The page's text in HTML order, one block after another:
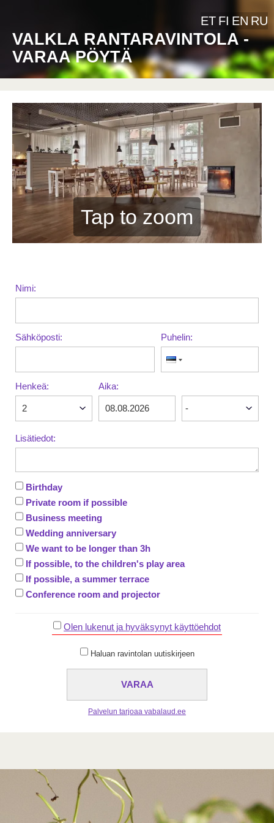
VALKLA RANTARAVINTOLA -
VARAA PÖYTÄ
ET FI EN RU
Tap to zoom
Nimi:
Sähköposti: Puhelin:
Henkeä: Aika:
Lisätiedot:
Birthday
Private room if possible
Business meeting
Wedding anniversary
We want to be longer than 3h
If possible, to the children's play area
If possible, a summer terrace
Conference room and projector
Olen lukenut ja hyväksynyt käyttöehdot
Haluan ravintolan uutiskirjeen
Palvelun tarjoaa vabalaud.ee